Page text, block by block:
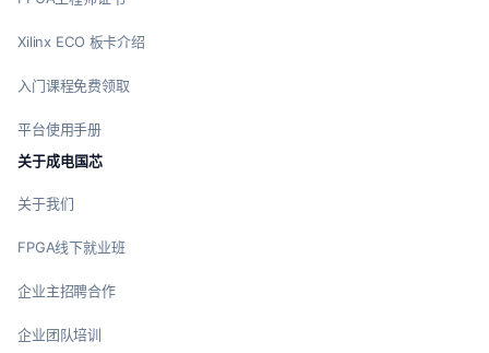
Xilinx ECO 板卡介绍
入门课程免费领取
平台使用手册
关于成电国芯
关于我们
FPGA线下就业班
企业主招聘合作
企业团队培训